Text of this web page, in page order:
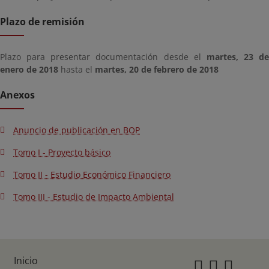
Plazo de remisión
Plazo para presentar documentación desde el martes, 23 de
enero de 2018 hasta el martes, 20 de febrero de 2018
Anexos
Anuncio de publicación en BOP
Tomo I - Proyecto básico
Tomo II - Estudio Económico Financiero
Tomo III - Estudio de Impacto Ambiental
Inicio